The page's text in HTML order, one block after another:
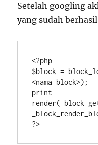
Setelah googling
yang sudah
<?php
$block =
<nama_block>);
print
?>